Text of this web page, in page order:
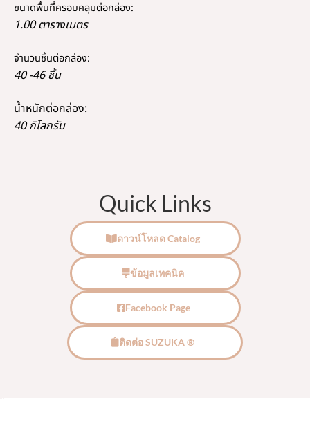
ขนาดพื้นที่ครอบคลุมต่อกล่อง:
1.00 ตารางเมตร
จำนวนชิ้นต่อกล่อง:
40 -46 ชิ้น
น้ำหนักต่อกล่อง:
40 กิโลกรัม
Quick Links
ดาวน์โหลด Catalog
ข้อมูลเทคนิค
Facebook Page
ติดต่อ SUZUKA ®